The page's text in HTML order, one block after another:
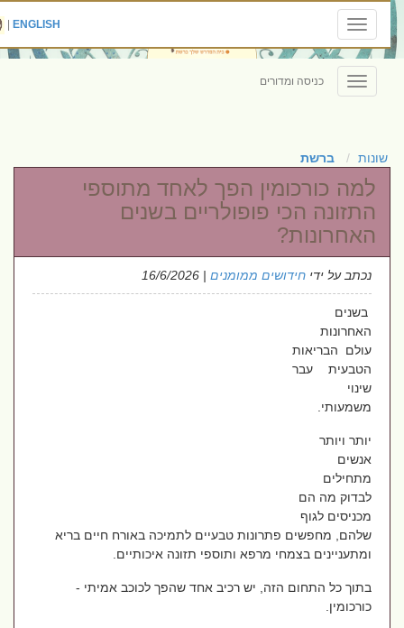
Toggle
navigation
ENGLISH
|
Toggle
navigation
כניסה ומדורים
שונות ברשת
למה כורכומין הפך לאחד מתוספי
התזונה הכי פופולריים בשנים
האחרונות?
נכתב על ידיחידושים ממומנים| 16/6/2026
בשנים
האחרונות
עולם הבריאות
הטבעית עבר
שינוי
משמעותי.
יותר ויותר
אנשים
מתחילים
לבדוק מה הם
מכניסים לגוף
שלהם, מחפשים פתרונות טבעיים לתמיכה באורח חיים בריא
ומתעניינים בצמחי מרפא ותוספי תזונה איכותיים.
בתוך כל התחום הזה, יש רכיב אחד שהפך לכוכב אמיתי -
כורכומין.